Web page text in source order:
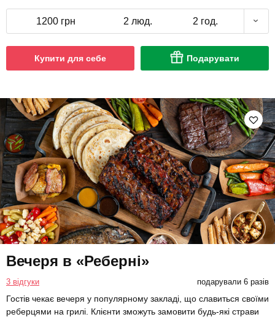
1200 грн 2 люд. 2 год.
Купити для себе Подарувати
Вечеря в «Реберні»
3 відгуки подарували 6 разів
Гостів чекає вечеря у популярному закладі, що славиться своїми
реберцями на грилі. Клієнти зможуть замовити будь-які страви